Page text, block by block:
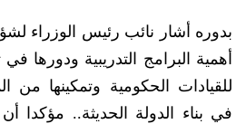
بدوره أشار نائب رئيس الوزراء
أهمية البرامج التدريبية ودورها في
للقيادات الحكومية وتمكينها
في بناء الدولة الحديثة.. مؤكدا أن